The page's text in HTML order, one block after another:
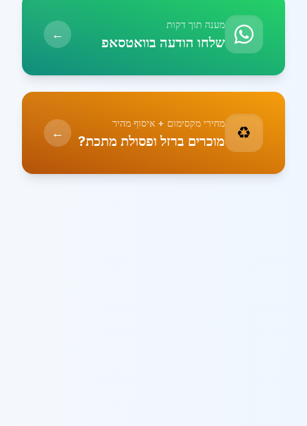
מענה תוך דקות
שלחו הודעה בוואטסאפ ←
♻️ מחירי מקסימום + איסוף מהיר
מוכרים ברזל ופסולת מתכת? ←